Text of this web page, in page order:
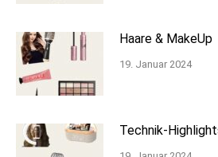
Haare & MakeUp
19. Januar 2024
Technik-